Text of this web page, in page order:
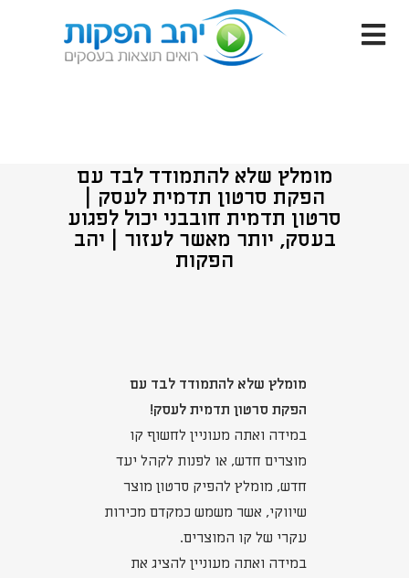
מומלץ שלא להתמודד לבד עם
הפקת סרטון תדמית לעסק |
סרטון תדמית חובבני יכול לפגוע
בעסק, יותר מאשר לעזור | יהב
הפקות
מומלץ שלא להתמודד לבד עם
הפקת סרטון תדמית לעסק!
במידה ואתה מעוניין לחשוף קו
מוצרים חדש, או לפנות לקהל יעד
חדש, מומלץ להפיק סרטון מוצר
שיווקי, אשר משמש כמקדם מכירות
עקרי של קו המוצרים.
במידה ואתה מעוניין להציג את